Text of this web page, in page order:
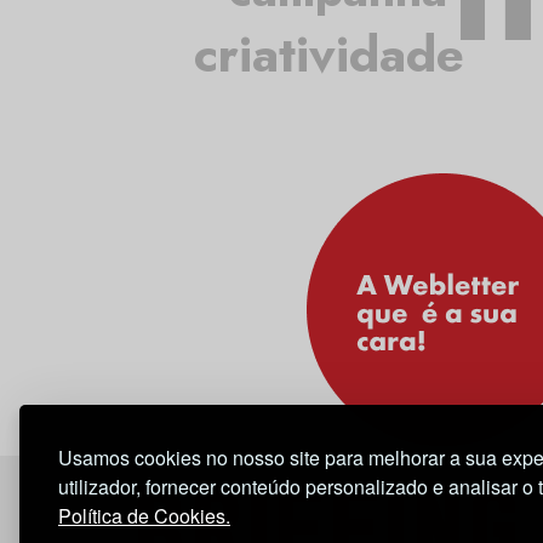
Usamos cookies no nosso site para melhorar a sua
utilizador, fornecer conteúdo personalizado e analisar o
Política de Cookies.
criatividade